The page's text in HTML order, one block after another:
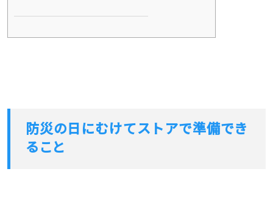
防災の日にむけてストアで準備でき
ること